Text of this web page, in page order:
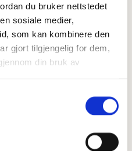
du bruker nettstedet
sosiale medier,
som kan kombinere den
gjort tilgjengelig for dem,
din bruk av
flat og bruk en kjevle til å jevne
på ønsket fyll og ost.
du ikke synes de fester seg godt
et bakeark.